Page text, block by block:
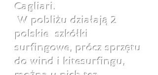
Cagliari.
W pobliżu działają 2
polskie szkółki
surfingowe, prócz sprzętu
do wind i kitesurfingu,